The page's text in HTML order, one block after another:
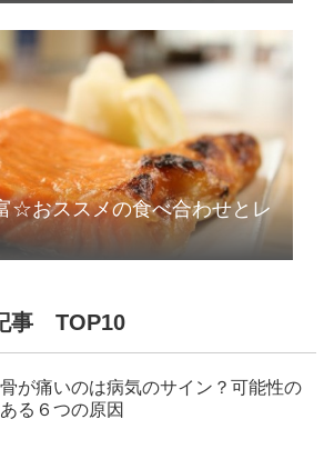
☆おススメの食べ合わせとレ
事 TOP10
骨が痛いのは病気のサイン？可能性の
ある６つの原因